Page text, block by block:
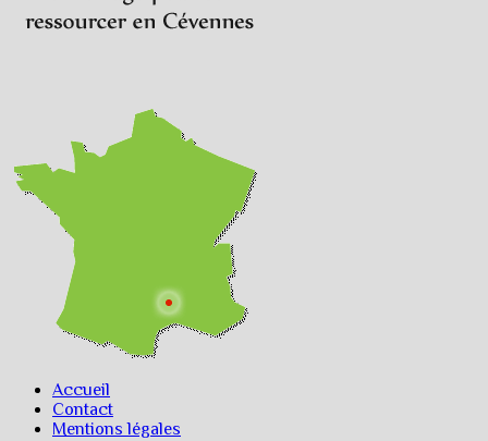
Accueil
Contact
Mentions légales